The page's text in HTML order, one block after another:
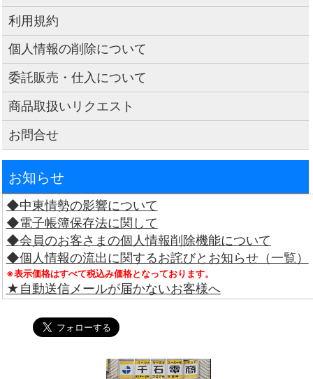
利用規約
個人情報の削除について
委託販売・仕入について
商品取扱いリクエスト
お問合せ
お知らせ
◆中東情勢の影響について
◆電子帳簿保存法に関して
◆会員のお客さまの個人情報削除機能について
◆個人情報の流出に関するお詫びとお知らせ（一覧）
※表示価格はすべて税込み価格となっております。
★自動送信メールが届かないお客様へ